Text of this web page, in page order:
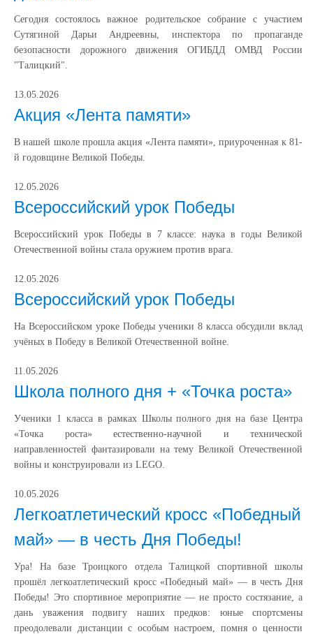
Сегодня состоялось важное родительское собрание с участием
Сутягиной Дарьи Андреевны, инспектора по пропаганде
безопасности дорожного движения ОГИБДД ОМВД России
"Талицкий".
13.05.2026
Акция «Лента памяти»
В нашей школе прошла акция «Лента памяти», приуроченная к 81-
й годовщине Великой Победы.
12.05.2026
Всероссийский урок Победы
Всероссийский урок Победы в 7 классе: наука в годы Великой
Отечественной войны стала оружием против врага.
12.05.2026
Всероссийский урок Победы
На Всероссийском уроке Победы ученики 8 класса обсудили вклад
учёных в Победу в Великой Отечественной войне.
11.05.2026
Школа полного дня + «Точка роста»
Ученики 1 класса в рамках Школы полного дня на базе Центра
«Точка роста» естественно‑научной и технической
направленностей фантазировали на тему Великой Отечественной
войны и конструировали из LEGO.
10.05.2026
Легкоатлетический кросс «Победный
май» — в честь Дня Победы!
Ура! На базе Троицкого отдела Талицкой спортивной школы
прошёл легкоатлетический кросс «Победный май» — в честь Дня
Победы! Это спортивное мероприятие — не просто состязание, а
дань уважения подвигу наших предков: юные спортсмены
преодолевали дистанции с особым настроем, помня о ценности